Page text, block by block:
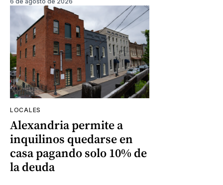
LOCALES
Alexandria permite a
inquilinos quedarse en
casa pagando solo 10% de
la deuda